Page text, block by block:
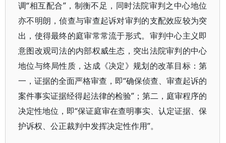
调“相互配合”，制衡不足，同时法院审判之中心地位
亦不明朗，侦查与审查起诉对审判的支配效应较为突
出，使得最终的庭审常常流于形式。审判中心主义即
意图改观司法的内部权威生态，突出法院审判的中心
地位与终局性质，达成《决定》规划的改革目标：第
一，证据的全面严格审查，即“确保侦查、审查起诉的
案件事实证据经得起法律的检验”；第二，庭审程序的
决定性地位，即“保证庭审在查明事实、认定证据、保
护诉权、公正裁判中发挥决定性作用”。